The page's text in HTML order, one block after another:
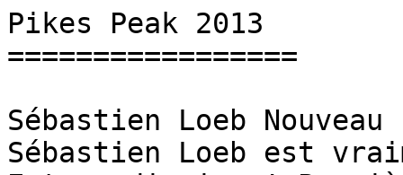
Pikes Peak 2013
=================
Sébastien Loeb Nouveau
Sébastien Loeb est